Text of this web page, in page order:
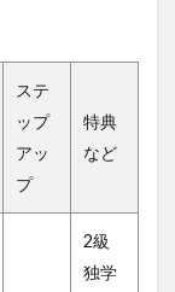
ステ
ップ
アッ
プ
特典
など
2級
独学